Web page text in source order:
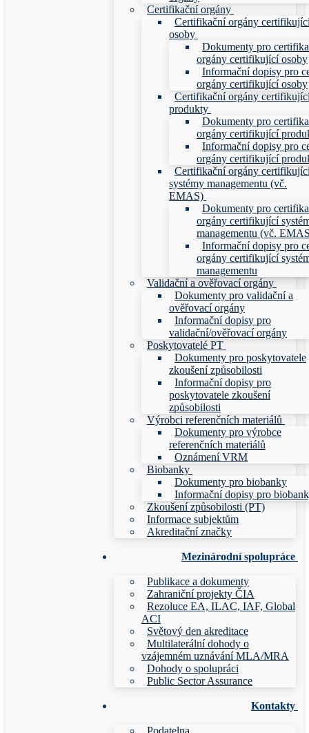
Certifikační orgány
Certifikační orgány
osoby
Dokumenty pro
orgány certifikující osoby
Informační dopisy pro
orgány certifikující osoby
Certifikační orgány
produkty
Dokumenty pro
orgány certifikující
Informační dopisy pro
orgány certifikující
Certifikační orgány
systémy managementu (vč.
EMAS)
Dokumenty pro
orgány certifikující
managementu (vč.
Informační dopisy pro
orgány certifikující
managementu
Validační a ověřovací orgány
Dokumenty pro validační a
ověřovací orgány
Informační dopisy pro
validační/ověřovací orgány
Poskytovatelé PT
Dokumenty pro poskytovatele
zkoušení způsobilosti
Informační dopisy pro
poskytovatele zkoušení
způsobilosti
Výrobci referenčních materiálů
Dokumenty pro výrobce
referenčních materiálů
Oznámení VRM
Biobanky
Dokumenty pro biobanky
Informační dopisy pro
Zkoušení způsobilosti (PT)
Informace subjektům
Akreditační značky
Mezinárodní spolupráce
Publikace a dokumenty
Zahraniční projekty ČIA
Rezoluce EA, ILAC, IAF, Global
ACI
Světový den akreditace
Multilaterální dohody o
vzájemném uznávání MLA/MRA
Dohody o spolupráci
Public Sector Assurance
Kontakty
Podatelna